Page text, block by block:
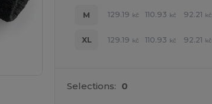
M 129.19 kč 110.93 kč 92.21 kč
XL 129.19 kč 110.93 kč 92.21 kč
Selections: 0